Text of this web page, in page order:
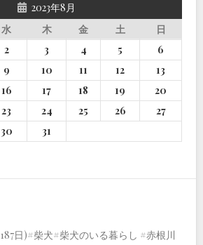
2023年8月
水 木 金 土
日
2 3 4 5
6
9 10 11 12
13
16 17 18 19
20
23 24 25 26
27
30
31
日)#柴犬#柴犬のいる暮らし #赤根川